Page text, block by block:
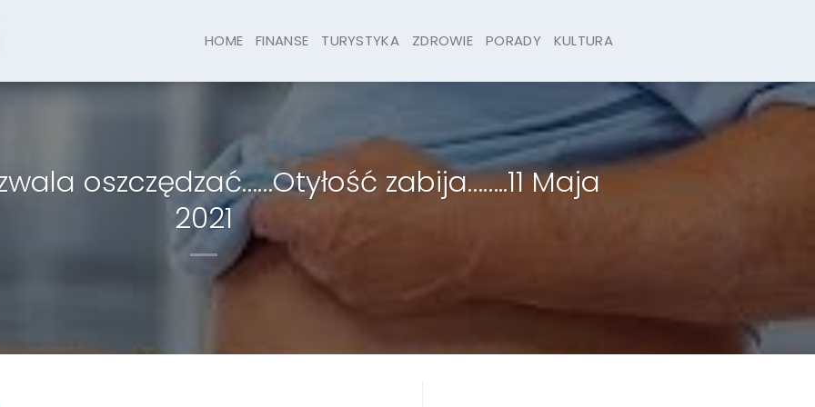
HOME FINANSE TURYSTYKA ZDROWIE PORADY KULTURA
oszczędzać……Otyłość zabija……..11 Maja
2021